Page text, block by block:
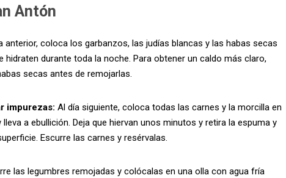
Antón
anterior, coloca los garbanzos, las judías blancas y las habas secas
hidraten durante toda la noche. Para obtener un caldo más claro,
secas antes de remojarlas.
impurezas: Al día siguiente, coloca todas las carnes y la morcilla en
a ebullición. Deja que hiervan unos minutos y retira la espuma y
Escurre las carnes y resérvalas.
las legumbres remojadas y colócalas en una olla con agua fría